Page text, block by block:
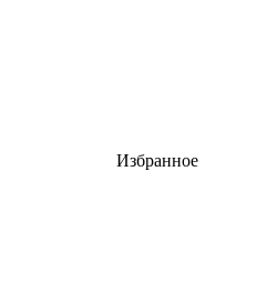
Избранное